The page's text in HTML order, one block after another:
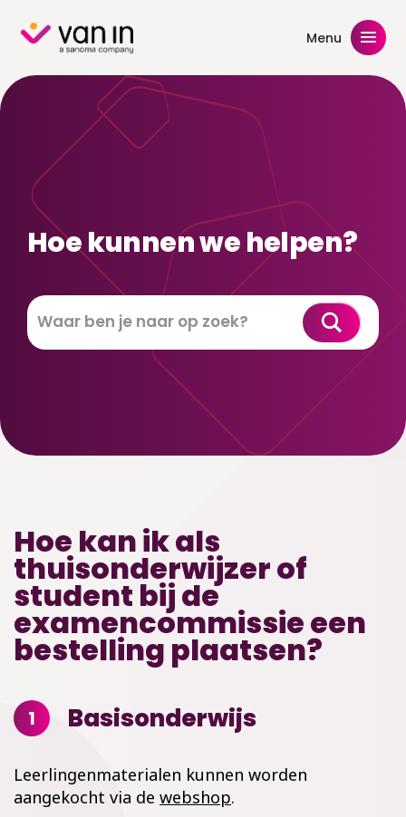
content Menu
Hoe kunnen we helpen?
Zoeken
Hoe kan ik als
thuisonderwijzer of
student bij de
examencommissie een
bestelling plaatsen?
1 Basisonderwijs
Leerlingenmaterialen kunnen worden
aangekocht via de webshop.